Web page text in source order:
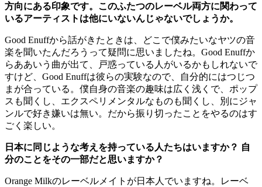
方向にある印象です。このふたつのレーベル両方に関わって
いるアーティストは他にいないんじゃないでしょうか。
Good Enuffから話がきたときは、どこで僕みたいなヤツの音
楽を聞いたんだろうって疑問に思いましたね。Good Enuffか
らああいう曲が出て、戸惑っている人がいるかもしれないで
すけど、Good Enuffは彼らの実験なので、自分的にはつじつ
まが合っている。僕自身の音楽の趣味は広く浅くで、ポップ
スも聞くし、エクスペリメンタルなものも聞くし、別にジャ
ンルで好き嫌いは無い。だから振り切ったことをやるのはす
ごく楽しい。
日本に同じような考えを持っている人たちはいますか？ 自
分のことをその一部だと思いますか？
Orange Milkのレーベルメイトが日本人でいますね。レーベ